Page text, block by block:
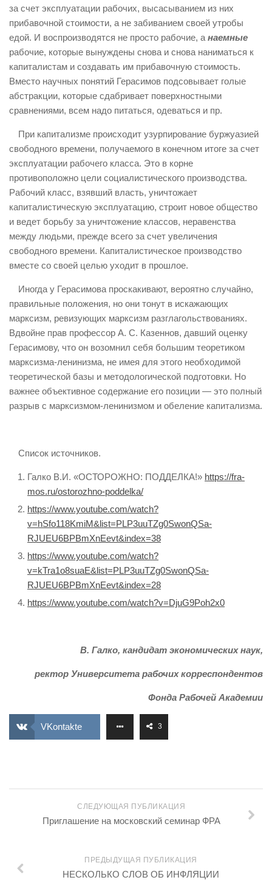
за счет эксплуатации рабочих, высасыванием из них
прибавочной стоимости, а не забиванием своей утробы
едой. И воспроизводятся не просто рабочие, а наемные
рабочие, которые вынуждены снова и снова наниматься к
капиталистам и создавать им прибавочную стоимость.
Вместо научных понятий Герасимов подсовывает голые
абстракции, которые сдабривает поверхностными
сравнениями, всем надо питаться, одеваться и пр.
При капитализме происходит узурпирование буржуазией
свободного времени, получаемого в конечном итоге за счет
эксплуатации рабочего класса. Это в корне
противоположно цели социалистического производства.
Рабочий класс, взявший власть, уничтожает
капиталистическую эксплуатацию, строит новое общество
и ведет борьбу за уничтожение классов, неравенства
между людьми, прежде всего за счет увеличения
свободного времени. Капиталистическое производство
вместе со своей целью уходит в прошлое.
Иногда у Герасимова проскакивают, вероятно случайно,
правильные положения, но они тонут в искажающих
марксизм, ревизующих марксизм разглагольствованиях.
Вдвойне прав профессор А. С. Казеннов, давший оценку
Герасимову, что он возомнил себя большим теоретиком
марксизма-ленинизма, не имея для этого необходимой
теоретической базы и методологической подготовки. Но
важнее объективное содержание его позиции — это полный
разрыв с марксизмом-ленинизмом и обеление капитализма.
Список источников.
Галко В.И. «ОСТОРОЖНО: ПОДДЕЛКА!» https://fra-
mos.ru/ostorozhno-poddelka/
https://www.youtube.com/watch?
v=hSfo118KmiM&list=PLP3uuTZg0SwonQSa-
RJUEU6BPBmXnEevt&index=38
https://www.youtube.com/watch?
v=kTra1o8suaE&list=PLP3uuTZg0SwonQSa-
RJUEU6BPBmXnEevt&index=28
https://www.youtube.com/watch?v=DjuG9Poh2x0
В. Галко, кандидат экономических наук,
ректор Университета рабочих корреспондентов
Фонда Рабочей Академии
VKontakte 3
СЛЕДУЮЩАЯ ПУБЛИКАЦИЯ
Приглашение на московский семинар ФРА
ПРЕДЫДУЩАЯ ПУБЛИКАЦИЯ
НЕСКОЛЬКО СЛОВ ОБ ИНФЛЯЦИИ